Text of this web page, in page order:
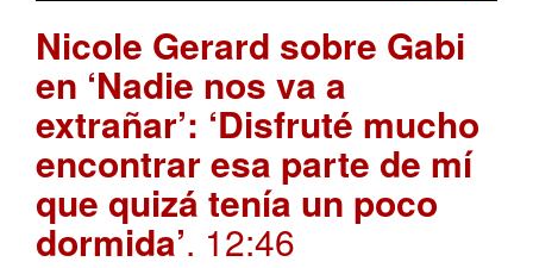
Nicole Gerard sobre Gabi
en ‘Nadie nos va a
extrañar’: ‘Disfruté mucho
encontrar esa parte de mí
que quizá tenía un poco
dormida’. 12:46